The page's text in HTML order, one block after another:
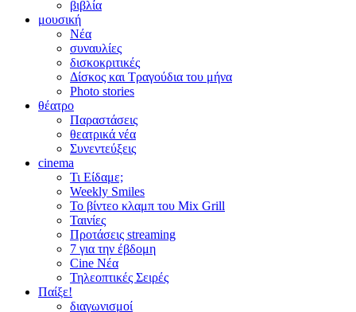
βιβλία
μουσική
Νέα
συναυλίες
δισκοκριτικές
Δίσκος και Τραγούδια του μήνα
Photo stories
θέατρο
Παραστάσεις
θεατρικά νέα
Συνεντεύξεις
cinema
Τι Είδαμε;
Weekly Smiles
Το βίντεο κλαμπ του Mix Grill
Ταινίες
Προτάσεις streaming
7 για την έβδομη
Cine Νέα
Τηλεοπτικές Σειρές
Παίξε!
διαγωνισμοί